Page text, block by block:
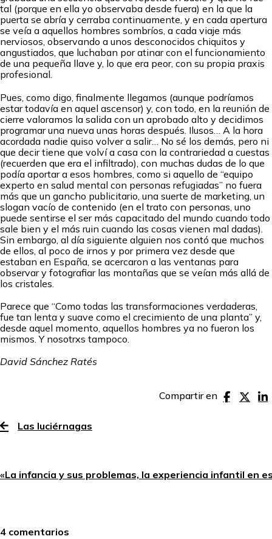
tal (porque en ella yo observaba desde fuera) en la que la
puerta se abría y cerraba continuamente, y en cada apertura
se veía a aquellos hombres sombríos, a cada viaje más
nerviosos, observando a unos desconocidos chiquitos y
angustiados, que luchaban por atinar con el funcionamiento
de una pequeña llave y, lo que era peor, con su propia praxis
profesional.
Pues, como digo, finalmente llegamos (aunque podríamos
estar todavía en aquel ascensor) y, con todo, en la reunión de
cierre valoramos la salida con un aprobado alto y decidimos
programar una nueva unas horas después. Ilusos… A la hora
acordada nadie quiso volver a salir… No sé los demás, pero ni
que decir tiene que volví a casa con la contrariedad a cuestas
(recuerden que era el infiltrado), con muchas dudas de lo que
podía aportar a esos hombres, como si aquello de “equipo
experto en salud mental con personas refugiadas” no fuera
más que un gancho publicitario, una suerte de marketing, un
slogan vacío de contenido (en el trato con personas, uno
puede sentirse el ser más capacitado del mundo cuando todo
sale bien y el más ruin cuando las cosas vienen mal dadas).
Sin embargo, al día siguiente alguien nos contó que muchos
de ellos, al poco de irnos y por primera vez desde que
estaban en España, se acercaron a las ventanas para
observar y fotografiar las montañas que se veían más allá de
los cristales.
Parece que “Como todas las transformaciones verdaderas,
fue tan lenta y suave como el crecimiento de una planta” y,
desde aquel momento, aquellos hombres ya no fueron los
mismos. Y nosotrxs tampoco.
David Sánchez Ratés
Compartir en
Las luciérnagas
«La infancia y sus problemas, la experiencia infantil en
4 comentarios